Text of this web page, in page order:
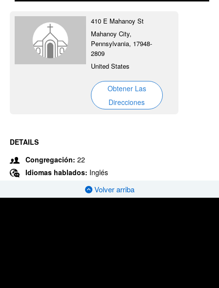
410 E Mahanoy St
Mahanoy City,
Pennsylvania, 17948-
2809
United States
Obtener Las
Direcciones
DETAILS
Congregación: 22
Idiomas hablados: Inglés
Volver arriba